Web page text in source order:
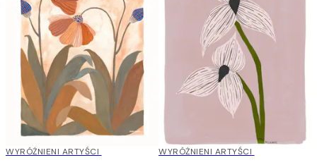
40%*
WYRÓŻNIENI ARTYŚCI 40%*
WYRÓŻNIENI ARTYŚCI